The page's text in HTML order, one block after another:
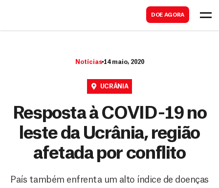
DOE AGORA
r
Notícias 14 maio, 2020
UCRÂNIA
Resposta à COVID-19 no
leste da Ucrânia, região
afetada por conflito
País também enfrenta um alto índice de doenças
a
r